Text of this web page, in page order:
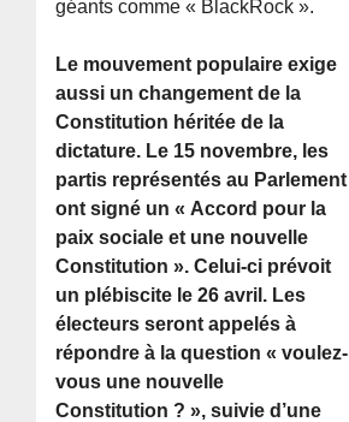
géants comme « BlackRock ».
Le mouvement populaire exige
aussi un changement de la
Constitution héritée de la
dictature. Le 15 novembre, les
partis représentés au Parlement
ont signé un « Accord pour la
paix sociale et une nouvelle
Constitution ». Celui-ci prévoit
un plébiscite le 26 avril. Les
électeurs seront appelés à
répondre à la question « voulez-
vous une nouvelle
Constitution ? », suivie d’une